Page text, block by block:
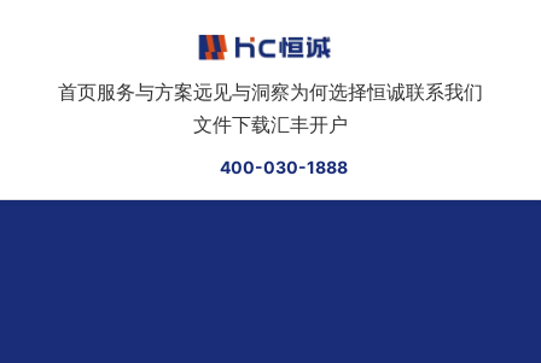
首页服务与方案远见与洞察为何选择恒诚联系我们
文件下载汇丰开户
400-030-1888